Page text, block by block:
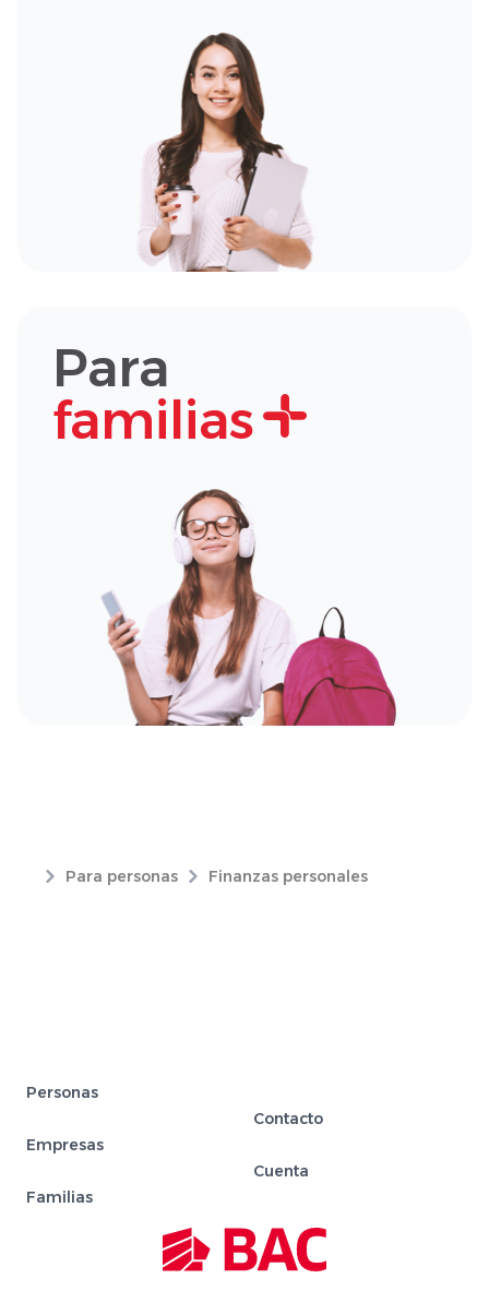
Para
familias
Para personas Finanzas personales
Personas
Empresas
Familias
Contacto
Cuenta